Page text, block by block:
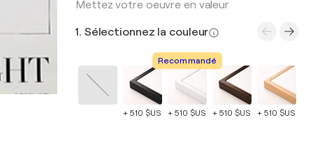
Mettez votre oeuvre en valeur
1. Sélectionnez la couleur
+ 510 $US
Recommandé
+ 510 $US + 510 $US + 510 $US